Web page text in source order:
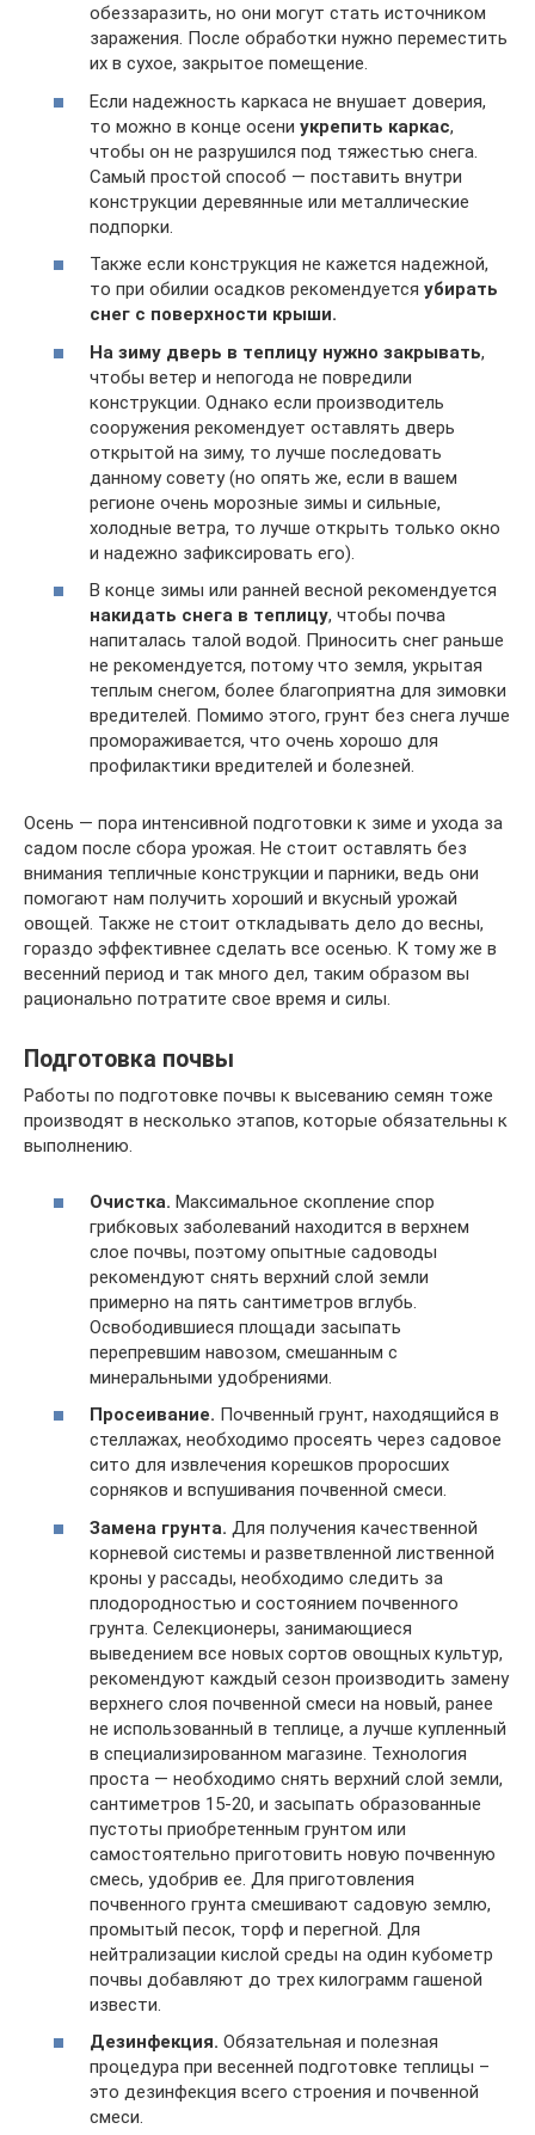
обеззаразить, но они могут стать источником
заражения. После обработки нужно переместить
их в сухое, закрытое помещение.
Если надежность каркаса не внушает доверия,
то можно в конце осени укрепить каркас,
чтобы он не разрушился под тяжестью снега.
Самый простой способ — поставить внутри
конструкции деревянные или металлические
подпорки.
Также если конструкция не кажется надежной,
то при обилии осадков рекомендуется убирать
снег с поверхности крыши.
На зиму дверь в теплицу нужно закрывать,
чтобы ветер и непогода не повредили
конструкции. Однако если производитель
сооружения рекомендует оставлять дверь
открытой на зиму, то лучше последовать
данному совету (но опять же, если в вашем
регионе очень морозные зимы и сильные,
холодные ветра, то лучше открыть только окно
и надежно зафиксировать его).
В конце зимы или ранней весной рекомендуется
накидать снега в теплицу, чтобы почва
напиталась талой водой. Приносить снег раньше
не рекомендуется, потому что земля, укрытая
теплым снегом, более благоприятна для зимовки
вредителей. Помимо этого, грунт без снега лучше
промораживается, что очень хорошо для
профилактики вредителей и болезней.
Осень — пора интенсивной подготовки к зиме и ухода за
садом после сбора урожая. Не стоит оставлять без
внимания тепличные конструкции и парники, ведь они
помогают нам получить хороший и вкусный урожай
овощей. Также не стоит откладывать дело до весны,
гораздо эффективнее сделать все осенью. К тому же в
весенний период и так много дел, таким образом вы
рационально потратите свое время и силы.
Подготовка почвы
Работы по подготовке почвы к высеванию семян тоже
производят в несколько этапов, которые обязательны к
выполнению.
Очистка. Максимальное скопление спор
грибковых заболеваний находится в верхнем
слое почвы, поэтому опытные садоводы
рекомендуют снять верхний слой земли
примерно на пять сантиметров вглубь.
Освободившиеся площади засыпать
перепревшим навозом, смешанным с
минеральными удобрениями.
Просеивание. Почвенный грунт, находящийся в
стеллажах, необходимо просеять через садовое
сито для извлечения корешков проросших
сорняков и вспушивания почвенной смеси.
Замена грунта. Для получения качественной
корневой системы и разветвленной лиственной
кроны у рассады, необходимо следить за
плодородностью и состоянием почвенного
грунта. Селекционеры, занимающиеся
выведением все новых сортов овощных культур,
рекомендуют каждый сезон производить замену
верхнего слоя почвенной смеси на новый, ранее
не использованный в теплице, а лучше купленный
в специализированном магазине. Технология
проста — необходимо снять верхний слой земли,
сантиметров 15-20, и засыпать образованные
пустоты приобретенным грунтом или
самостоятельно приготовить новую почвенную
смесь, удобрив ее. Для приготовления
почвенного грунта смешивают садовую землю,
промытый песок, торф и перегной. Для
нейтрализации кислой среды на один кубометр
почвы добавляют до трех килограмм гашеной
извести.
Дезинфекция. Обязательная и полезная
процедура при весенней подготовке теплицы –
это дезинфекция всего строения и почвенной
смеси.